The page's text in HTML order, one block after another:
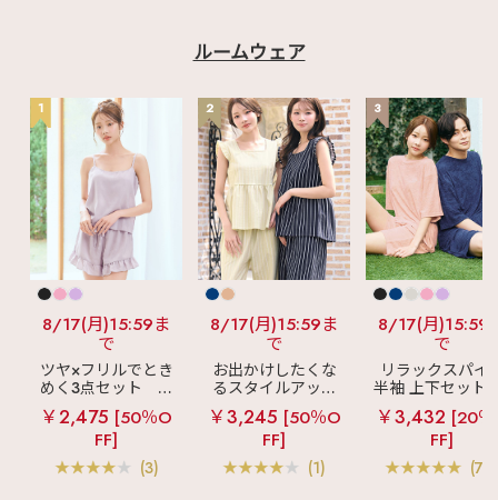
ルームウェア
1
8/17(月)15:59ま
で
ツヤ×フリルでとき
めく3点セット
シ
ルキー ショートパ
ンツ 3点セット
￥2,475 [50％O
FF]
(3)
2
8/17(月)15:59ま
で
お出かけしたくな
るスタイルアップ
見え
ストライプ
フリル ロングパン
ツ 綿混 上下セット
￥3,245 [50％O
FF]
(1)
3
8/17(月)15:59
で
リラックスパイ
半袖 上下セット
女兼用サイズ)
￥3,432 [20
FF]